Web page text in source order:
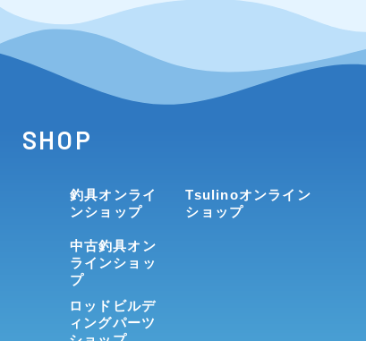
SHOP
釣具オンライ
ンショップ
中古釣具オン
ラインショッ
プ
ロッドビルデ
ィングパーツ
Tsulinoオンライン
ショップ